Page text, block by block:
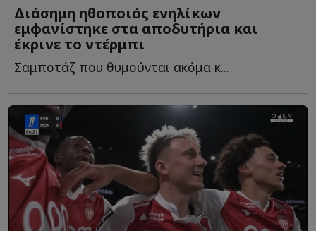
Διάσημη ηθοποιός ενηλίκων
εμφανίστηκε στα αποδυτήρια και
έκρινε το ντέρμπι
Σαμποτάζ που θυμούνται ακόμα κ...